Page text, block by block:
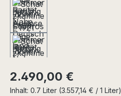
Regulärer Preis:
2.490,00 €
Inhalt: 0.7 Liter (3.557,14 € / 1 Liter)